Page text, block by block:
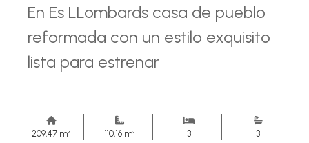
En Es LLombards casa de pueblo
reformada con un estilo exquisito
lista para estrenar
209,47 m² 110,16 m² 3 3